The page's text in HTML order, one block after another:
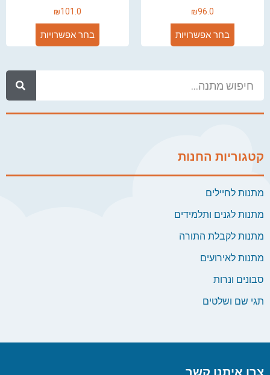
קטגוריות החנות
מתנות לחיילים
מתנות לגנים ותלמידים
מתנות לקבלת התורה
מתנות לאירועים
סבונים ונרות
תגי שם ושלטים
₪96.0
בחר אפשרויות
₪101.0
בחר אפשרויות
צרו איתנו קשר